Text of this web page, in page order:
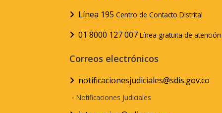
Línea 195 Centro de Contacto Distrital
01 8000 127 007 Línea gratuita de
Correos electrónicos
notificacionesjudiciales@sdis.gov.co
- Notificaciones Judiciales